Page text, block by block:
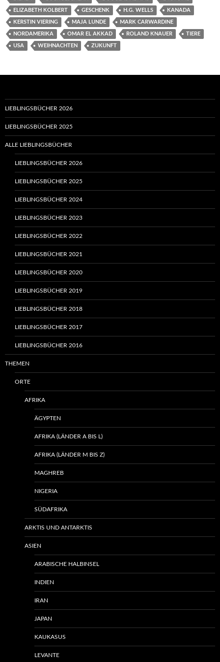
ELIZABETH KOLBERT GESCHENK H.G. WELLS KANADA
KERSTIN VIERING MAJA LUNDE MARK CARWARDINE
NORDAMERIKA OMAR EL AKKAD ROLAND KNAUER TIERE
USA WEIHNACHTEN ZUKUNFT
LIEBLINGSBÜCHER 2026
LIEBLINGSBÜCHER 2025
ALLE LIEBLINGSBÜCHER
LIEBLINGSBÜCHER 2026
LIEBLINGSBÜCHER 2025
LIEBLINGSBÜCHER 2024
LIEBLINGSBÜCHER 2023
LIEBLINGSBÜCHER 2022
LIEBLINGSBÜCHER 2021
LIEBLINGSBÜCHER 2020
LIEBLINGSBÜCHER 2019
LIEBLINGSBÜCHER 2018
LIEBLINGSBÜCHER 2017
LIEBLINGSBÜCHER 2016
THEMEN
ORTE
AFRIKA
ÄGYPTEN
AFRIKA (LÄNDER A BIS L)
AFRIKA (LÄNDER M BIS Z)
MAGHREB
NIGERIA
SÜDAFRIKA
ARKTIS UND ANTARKTIS
ASIEN
ARABISCHE HALBINSEL
INDIEN
IRAN
JAPAN
KAUKASUS
LEVANTE